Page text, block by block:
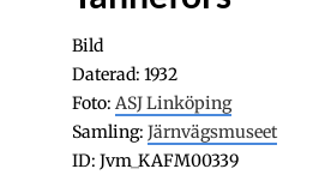
Bild
Daterad: 1932
Foto: ASJ Linköping
Samling: Järnvägsmuseet
ID: Jvm_KAFM00339